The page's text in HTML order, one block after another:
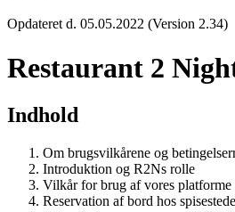
Opdateret d. 05.05.2022 (Version 2.34)
Restaurant 2
Indhold
Om brugsvilkårene og
Introduktion og R2Ns rolle
Vilkår for brug af vores platforme
Reservation af bord hos